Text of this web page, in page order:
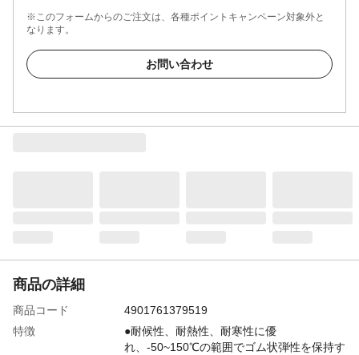
※このフォームからのご注文は、各種ポイントキャンペーン対象外と
なります。
お問い合わせ
商品の詳細
商品コード
4901761379519
特徴
●耐候性、耐熱性、耐寒性に優
れ、-50~150℃の範囲でゴム状弾性を保持す